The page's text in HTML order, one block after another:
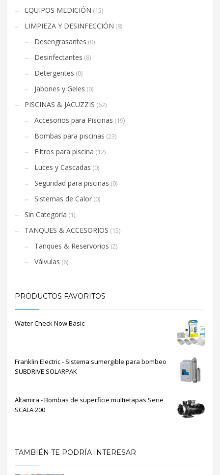
EQUIPOS MEDICIÓN (15)
LIMPIEZA Y DESINFECCIÓN (8)
Desengrasantes (0)
Desinfectantes (8)
Detergentes (0)
Jabones y Geles (0)
PISCINAS & JACUZZIS (62)
Accesorios para Piscinas (19)
Bombas para piscinas (23)
Filtros para piscina (12)
Luces y Cascadas (0)
Seguridad para piscinas (0)
Sistemas de Calor (0)
Sin Categoría (1)
TANQUES & ACCESORIOS (15)
Tanques & Reservorios (2)
Válvulas (6)
PRODUCTOS FAVORITOS
Water Check Now Basic
Franklin Electric - Sistema sumergible para bombeo
SUBDRIVE SOLARPAK
Altamira - Bombas de superficie multietapas Serie
SCALA 200
TAMBIÉN TE PODRÍA INTERESAR